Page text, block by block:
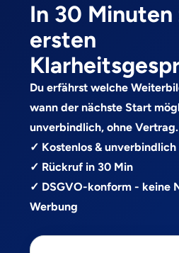
In 30 Minuten
ersten
Du erfährst welche
wann der nächste Start
unverbindlich, ohne Vertrag.
✓ Kostenlos & unverbindlich
✓ Rückruf in 30 Min
✓ DSGVO-konform - keine
Werbung